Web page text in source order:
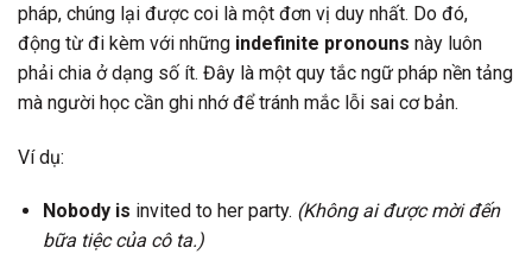
pháp, chúng lại được coi là một đơn vị duy nhất. Do đó,
động từ đi kèm với những indefinite pronouns này luôn
phải chia ở dạng số ít. Đây là một quy tắc ngữ pháp nền tảng
mà người học cần ghi nhớ để tránh mắc lỗi sai cơ bản.
Ví dụ:
Nobody is invited to her party. (Không ai được mời đến
bữa tiệc của cô ta.)